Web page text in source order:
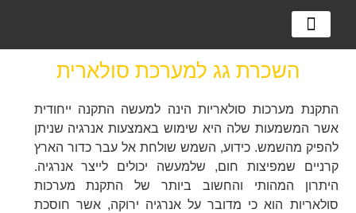
השכרת גג למערכת סולארית
התקנת מערכות סולאריות הינה למעשה התקנה ייחודית
אשר המשמעות שלה היא שימוש באמצעות אנרגיה שניתן
להפיק מהשמש. כידוע, השמש שולחת אל עבר כדור הארץ
קרניים שמפיצות חום, שלמעשה יכולים לייצר אנרגיה.
היתרון המהותי והחשוב ביותר של התקנת מערכות
סולאריות הוא כי מדובר על אנרגיה ירוקה, אשר חוסכת